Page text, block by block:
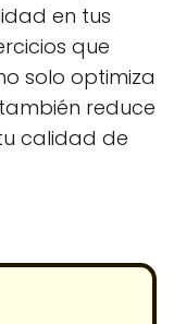
en tus
que
solo optimiza
reduce
calidad de